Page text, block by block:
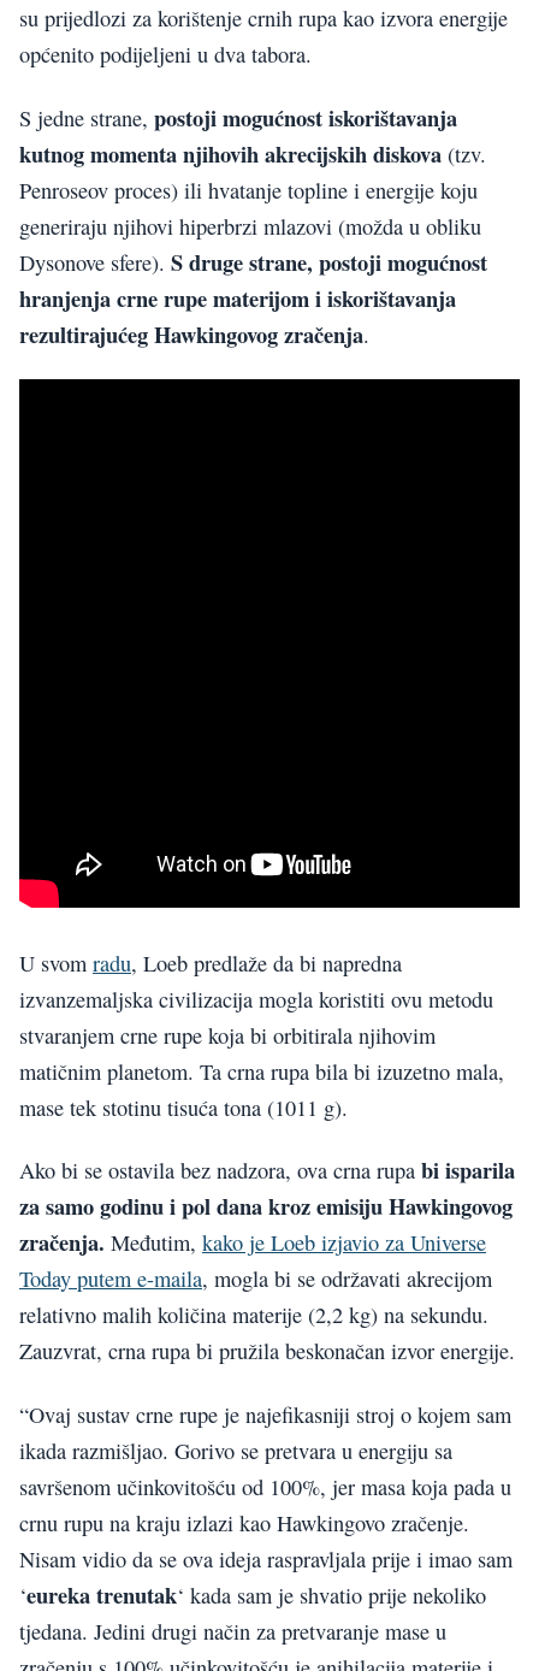
su prijedlozi za korištenje crnih rupa kao izvora energije
općenito podijeljeni u dva tabora.
S jedne strane, postoji mogućnost iskorištavanja
kutnog momenta njihovih akrecijskih diskova (tzv.
Penroseov proces) ili hvatanje topline i energije koju
generiraju njihovi hiperbrzi mlazovi (možda u obliku
Dysonove sfere). S druge strane, postoji mogućnost
hranjenja crne rupe materijom i iskorištavanja
rezultirajućeg Hawkingovog zračenja.
U svom radu, Loeb predlaže da bi napredna
izvanzemaljska civilizacija mogla koristiti ovu metodu
stvaranjem crne rupe koja bi orbitirala njihovim
matičnim planetom. Ta crna rupa bila bi izuzetno mala,
mase tek stotinu tisuća tona (1011 g).
Ako bi se ostavila bez nadzora, ova crna rupa bi isparila
za samo godinu i pol dana kroz emisiju Hawkingovog
zračenja. Međutim, kako je Loeb izjavio za Universe
Today putem e-maila, mogla bi se održavati akrecijom
relativno malih količina materije (2,2 kg) na sekundu.
Zauzvrat, crna rupa bi pružila beskonačan izvor energije.
“Ovaj sustav crne rupe je najefikasniji stroj o kojem sam
ikada razmišljao. Gorivo se pretvara u energiju sa
savršenom učinkovitošću od 100%, jer masa koja pada u
crnu rupu na kraju izlazi kao Hawkingovo zračenje.
Nisam vidio da se ova ideja raspravljala prije i imao sam
‘eureka trenutak‘ kada sam je shvatio prije nekoliko
tjedana. Jedini drugi način za pretvaranje mase u